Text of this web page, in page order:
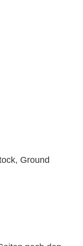
Ground